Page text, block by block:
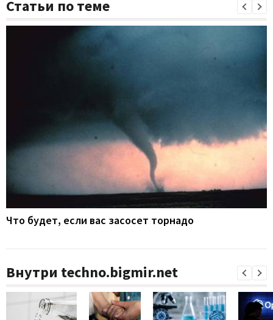
Статьи по теме
Что будет, если вас засосет торнадо
Внутри techno.bigmir.net